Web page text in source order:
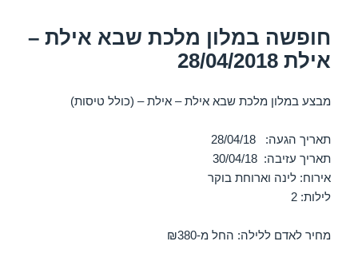
חופשה במלון מלכת שבא אילת –
אילת 28/04/2018
מבצע במלון מלכת שבא אילת – אילת – (כולל טיסות)
תאריך הגעה: 28/04/18
תאריך עזיבה: 30/04/18
אירוח: לינה וארוחת בוקר
לילות: 2
מחיר לאדם ללילה: החל מ-₪380